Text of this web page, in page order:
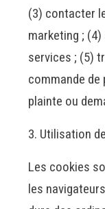
(3) contacter
marketing ;
services ; (5)
commande
plainte ou
Utilisation
Les cookies
les